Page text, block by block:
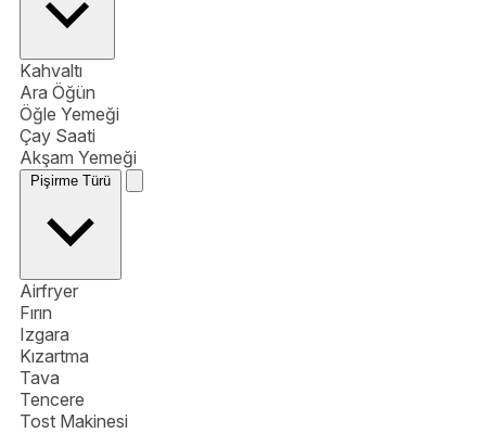
Kahvaltı
Ara Öğün
Öğle Yemeği
Çay Saati
Akşam Yemeği
Pişirme Türü
Airfryer
Fırın
Izgara
Kızartma
Tava
Tencere
Tost Makinesi